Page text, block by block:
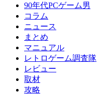
90年代PCゲーム男
コラム
ニュース
まとめ
マニュアル
レトロゲーム調査隊
レビュー
取材
攻略